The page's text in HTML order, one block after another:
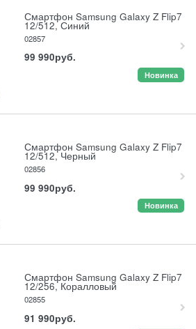
Смартфон Samsung Galaxy Z Flip7
12/512, Синий
02857
99 990руб.
Новинка
Смартфон Samsung Galaxy Z Flip7
12/512, Черный
02856
99 990руб.
Новинка
Смартфон Samsung Galaxy Z Flip7
12/256, Коралловый
02855
91 990руб.